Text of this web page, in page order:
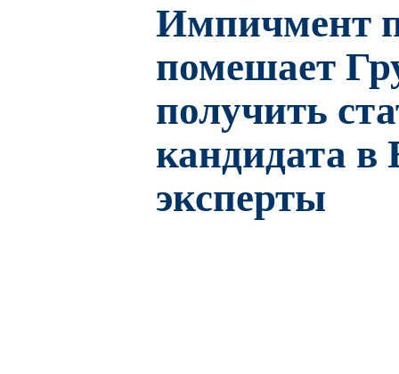
Импичмент
помешает
получить
кандидата
эксперты